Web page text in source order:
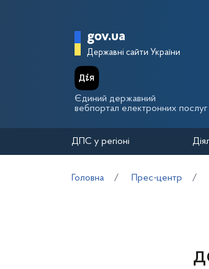
Головна
gov.ua
Державні сайти України
Єдиний державний
вебпортал електронних послуг
ДПС у регіоні
Головна Прес-центр